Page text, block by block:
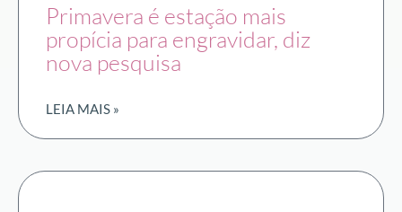
Primavera é estação mais
propícia para engravidar, diz
nova pesquisa
LEIA MAIS »